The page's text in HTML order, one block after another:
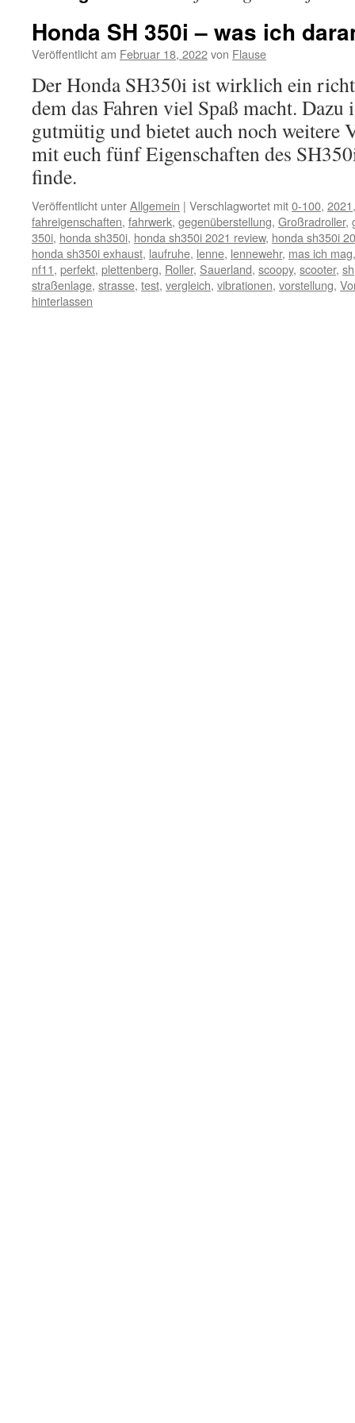
Honda SH 350i – was ich
Veröffentlicht am Februar 18, 2022von Flause
Der Honda SH350i ist wirklich ein
dem das Fahren viel Spaß macht. Dazu
gutmütig und bietet auch noch weitere
mit euch fünf Eigenschaften des
finde.
Veröffentlicht unterAllgemein | Verschlagwortet mit0-100, 2021
fahreigenschaften, fahrwerk, gegenüberstellung, Großradroller,
350i, honda sh350i, honda sh350i 2021 review, honda sh350i
honda sh350i exhaust, laufruhe, lenne, lennewehr, mas ich mag
nf11, perfekt, plettenberg, Roller, Sauerland, scoopy, scooter, sh
straßenlage, strasse, test, vergleich, vibrationen, vorstellung,
hinterlassen